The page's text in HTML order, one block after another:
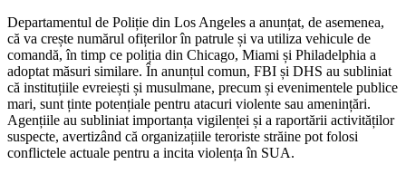
Departamentul de Poliție din Los Angeles a anunțat, de asemenea,
că va crește numărul ofițerilor în patrule și va utiliza vehicule de
comandă, în timp ce poliția din Chicago, Miami și Philadelphia a
adoptat măsuri similare. În anunțul comun, FBI și DHS au subliniat
că instituțiile evreiești și musulmane, precum și evenimentele publice
mari, sunt ținte potențiale pentru atacuri violente sau amenințări.
Agențiile au subliniat importanța vigilenței și a raportării activităților
suspecte, avertizând că organizațiile teroriste străine pot folosi
conflictele actuale pentru a incita violența în SUA.